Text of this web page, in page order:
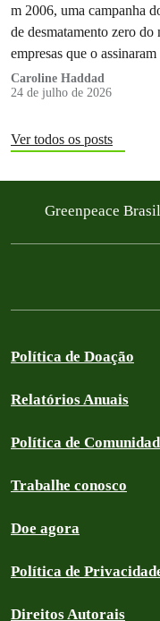
m 2006, uma campanha
de desmatamento zero
empresas que o
Caroline Haddad
24 de julho de 2026
Ver todos os posts
Greenpeace Brasil
Política de Doação
Relatórios Anuais
Política de
Trabalhe conosco
Doe agora
Política de
Direitos Autorais